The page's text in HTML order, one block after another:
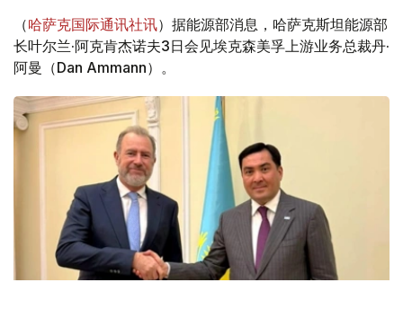
（哈萨克国际通讯社讯）据能源部消息，哈萨克斯坦能源部
长叶尔兰·阿克肯杰诺夫3日会见埃克森美孚上游业务总裁丹·
阿曼（Dan Ammann）。